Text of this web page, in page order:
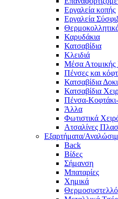
Εργαλεία κοπής
Εργαλεία
Καρυδάκια
Κατσαβίδια
Κλειδιά
Μέσα Ατομικής
Πένσες και
Κατσαβίδια
Κατσαβίδια
Πένσα-Κοφτάκι-
Άλλα
Φωτιστικά
Ατσαλίνες
Εξαρτήματα/
Back
Βίδες
Σήμανση
Μπαταρίες
Χημικά